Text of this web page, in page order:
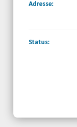
Adresse:
Status: